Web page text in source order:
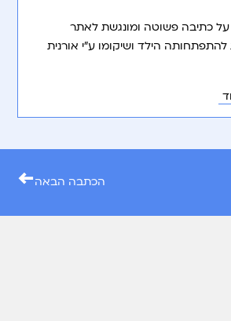
כתיבה פשוטה ומונגשת לאתר
הילד ושיקומו ע”י אורנית
הכתבה הבאה←